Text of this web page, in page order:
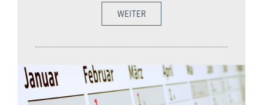
WEITER